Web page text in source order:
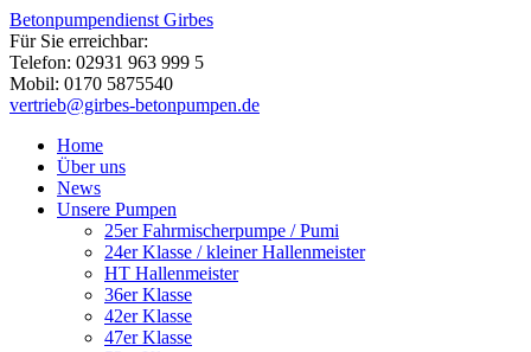
Betonpumpendienst Girbes
Für Sie erreichbar:
Telefon: 02931 963 999 5
Mobil: 0170 5875540
vertrieb@girbes-betonpumpen.de
Home
Über uns
News
Unsere Pumpen
25er Fahrmischerpumpe / Pumi
24er Klasse / kleiner Hallenmeister
HT Hallenmeister
36er Klasse
42er Klasse
47er Klasse